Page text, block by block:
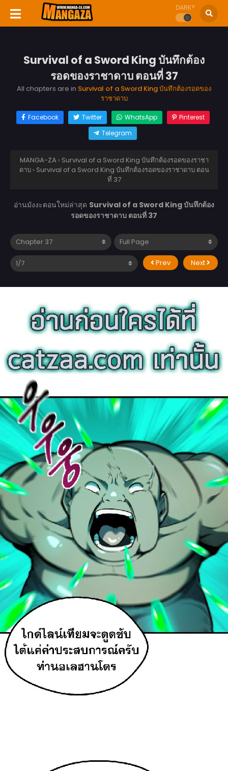
DARK?
Survival of a Sword King บันทึกต้อง
รอดของราชาดาบ ตอนที่ 37
All chapters are in Survival of a Sword King บันทึกต้องรอดของ
ราชาดาบ
Facebook Twitter WhatsApp
Pinterest
Telegram
MANGA-ZA › Survival of a Sword King บันทึกต้องรอดของราชา
ดาบ › Survival of a Sword King บันทึกต้องรอดของราชาดาบ ตอน
ที่ 37
อ่านมังงะตอนใหม่ล่าสุด Survival of a Sword King บันทึกต้อง
รอดของราชาดาบ ตอนที่ 37
Prev Next